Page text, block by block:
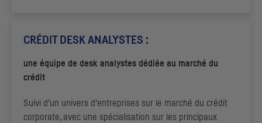
CRÉDIT DESK ANALYSTES :
une équipe de desk analystes dédiée au marché du
crédit
Suivi d’un univers d’entreprises sur le marché du crédit
corporate, avec une spécialisation sur les principaux